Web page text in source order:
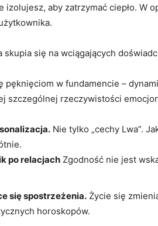
izolujesz, aby zatrzymać ciepło. W
skupia się na wciągających
pęknięciom w fundamencie –
szczególnej rzeczywistości
Nie tylko „cechy Lwa”.
po relacjach Zgodność nie jest
się spostrzeżenia. Życie się
horoskopów.